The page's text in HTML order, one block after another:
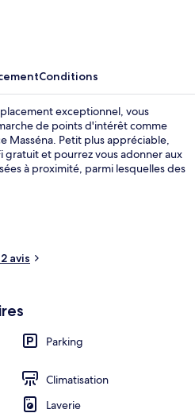
Conditions
exceptionnel, vous
de points d'intérêt comme
Masséna. Petit plus appréciable,
gratuit et pourrez vous adonner aux
à proximité, parmi lesquelles des
Le personnel attentionné et
succès auprès des autres
se situent à une courte distance à
Vieille Ville est à 5 min et Station
min.
avis
Parking
Climatisation
Laverie